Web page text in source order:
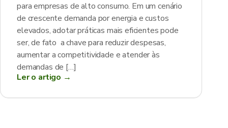
para empresas de alto consumo. Em um cenário
de crescente demanda por energia e custos
elevados, adotar práticas mais eficientes pode
ser, de fato a chave para reduzir despesas,
aumentar a competitividade e atender às
demandas de […]
Ler o artigo →